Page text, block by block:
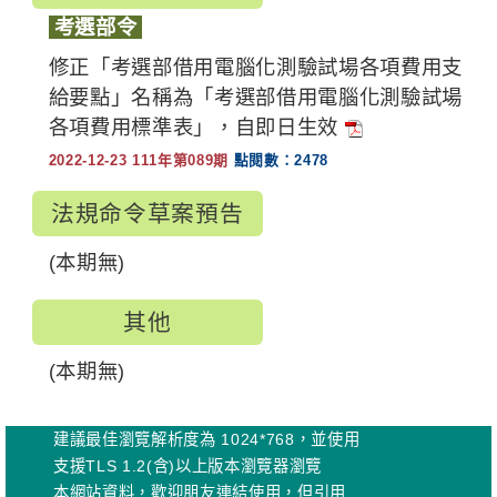
考選部令
修正「考選部借用電腦化測驗試場各項費用支
給要點」名稱為「考選部借用電腦化測驗試場
各項費用標準表」，自即日生效
2022-12-23 111年第089期 點閱數：2478
法規命令草案預告
(本期無)
其他
(本期無)
建議最佳瀏覽解析度為 1024*768，並使用
支援TLS 1.2(含)以上版本瀏覽器瀏覽
本網站資料，歡迎朋友連結使用，但引用